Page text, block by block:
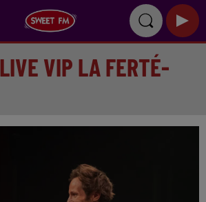
VIP LA FERTÉ-